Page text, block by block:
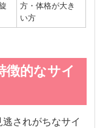
方・体格が大き
い方
徴的なサイ
されがちなサイ